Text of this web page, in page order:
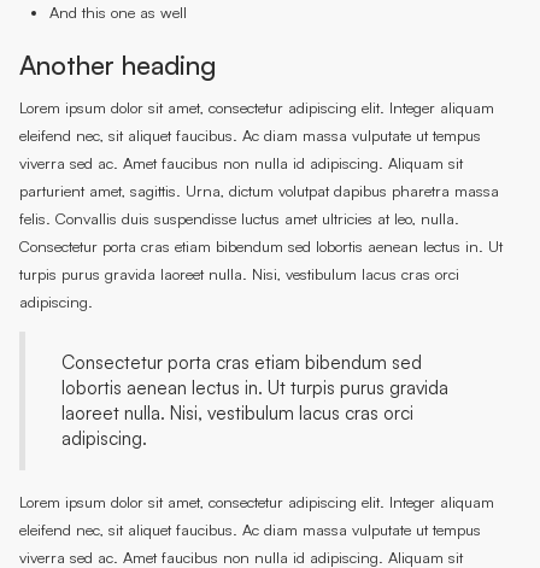
And this one as well
Another heading
Lorem ipsum dolor sit amet, consectetur adipiscing elit. Integer aliquam
eleifend nec, sit aliquet faucibus. Ac diam massa vulputate ut tempus
viverra sed ac. Amet faucibus non nulla id adipiscing. Aliquam sit
parturient amet, sagittis. Urna, dictum volutpat dapibus pharetra massa
felis. Convallis duis suspendisse luctus amet ultricies at leo, nulla.
Consectetur porta cras etiam bibendum sed lobortis aenean lectus in. Ut
turpis purus gravida laoreet nulla. Nisi, vestibulum lacus cras orci
adipiscing.
Consectetur porta cras etiam bibendum sed
lobortis aenean lectus in. Ut turpis purus gravida
laoreet nulla. Nisi, vestibulum lacus cras orci
adipiscing.
Lorem ipsum dolor sit amet, consectetur adipiscing elit. Integer aliquam
eleifend nec, sit aliquet faucibus. Ac diam massa vulputate ut tempus
viverra sed ac. Amet faucibus non nulla id adipiscing. Aliquam sit